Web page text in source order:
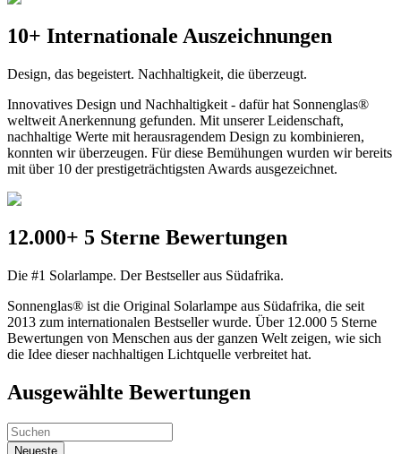
10+ Internationale Auszeichnungen
Design, das begeistert. Nachhaltigkeit, die überzeugt.
Innovatives Design und Nachhaltigkeit - dafür hat Sonnenglas®
weltweit Anerkennung gefunden. Mit unserer Leidenschaft,
nachhaltige Werte mit herausragendem Design zu kombinieren,
konnten wir überzeugen. Für diese Bemühungen wurden wir bereits
mit über 10 der prestigeträchtigsten Awards ausgezeichnet.
12.000+ 5 Sterne Bewertungen
Die #1 Solarlampe. Der Bestseller aus Südafrika.
Sonnenglas® ist die Original Solarlampe aus Südafrika, die seit
2013 zum internationalen Bestseller wurde. Über 12.000 5 Sterne
Bewertungen von Menschen aus der ganzen Welt zeigen, wie sich
die Idee dieser nachhaltigen Lichtquelle verbreitet hat.
Ausgewählte Bewertungen
Neueste